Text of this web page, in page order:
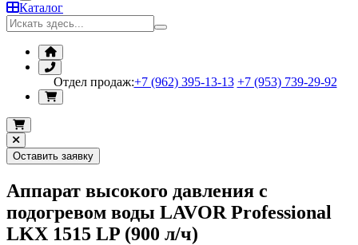
Каталог
Отдел продаж:+7 (962) 395-13-13 +7 (953) 739-29-92
Оставить заявку
Аппарат высокого давления с
подогревом воды LAVOR Professional
LKX 1515 LP (900 л/ч)